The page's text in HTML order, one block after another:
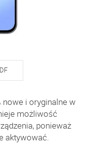
nowe i oryginalne w
możliwość
ponieważ
aktywować.